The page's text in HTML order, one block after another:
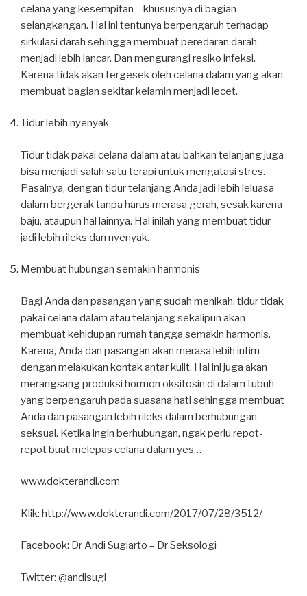
celana yang kesempitan – khususnya di bagian
selangkangan. Hal ini tentunya berpengaruh terhadap
sirkulasi darah sehingga membuat peredaran darah
menjadi lebih lancar. Dan mengurangi resiko infeksi.
Karena tidak akan tergesek oleh celana dalam yang akan
membuat bagian sekitar kelamin menjadi lecet.
Tidur lebih nyenyak
Tidur tidak pakai celana dalam atau bahkan telanjang juga
bisa menjadi salah satu terapi untuk mengatasi stres.
Pasalnya, dengan tidur telanjang Anda jadi lebih leluasa
dalam bergerak tanpa harus merasa gerah, sesak karena
baju, ataupun hal lainnya. Hal inilah yang membuat tidur
jadi lebih rileks dan nyenyak.
Membuat hubungan semakin harmonis
Bagi Anda dan pasangan yang sudah menikah, tidur tidak
pakai celana dalam atau telanjang sekalipun akan
membuat kehidupan rumah tangga semakin harmonis.
Karena, Anda dan pasangan akan merasa lebih intim
dengan melakukan kontak antar kulit. Hal ini juga akan
merangsang produksi hormon oksitosin di dalam tubuh
yang berpengaruh pada suasana hati sehingga membuat
Anda dan pasangan lebih rileks dalam berhubungan
seksual. Ketika ingin berhubungan, ngak perlu repot-
repot buat melepas celana dalam yes…
www.dokterandi.com
Klik: http://www.dokterandi.com/2017/07/28/3512/
Facebook: Dr Andi Sugiarto – Dr Seksologi
Twitter: @andisugi